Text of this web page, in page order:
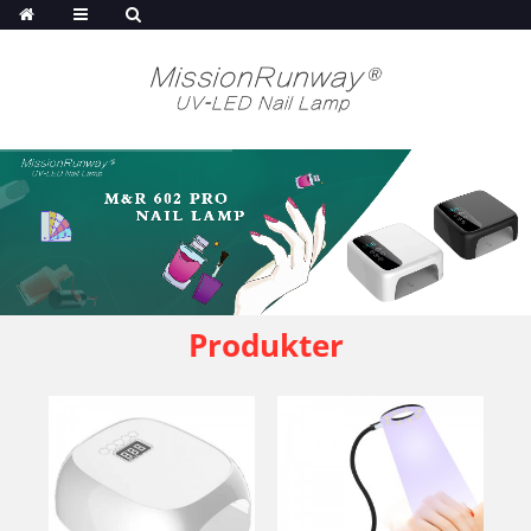
Produkter